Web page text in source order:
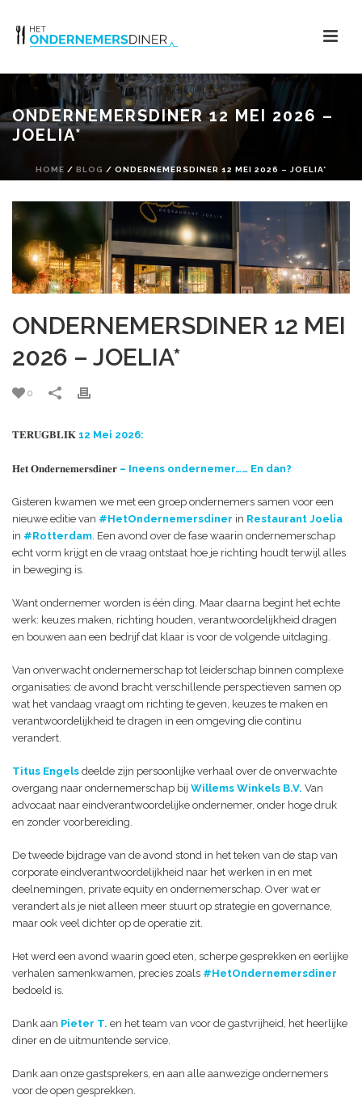
ONDERNEMERSDINER 12 MEI 2026 –
JOELIA*
HOME / BLOG / ONDERNEMERSDINER 12 MEI 2026 – JOELIA*
ONDERNEMERSDINER 12 MEI
2026 – JOELIA*
0
𝐓𝐄𝐑𝐔𝐆𝐁𝐋𝐈𝐊 12 Mei 2026:
𝐇𝐞𝐭 𝐎𝐧𝐝𝐞𝐫𝐧𝐞𝐦𝐞𝐫𝐬𝐝𝐢𝐧𝐞𝐫 – Ineens ondernemer…… En dan?
Gisteren kwamen we met een groep ondernemers samen voor een
nieuwe editie van #HetOndernemersdiner in Restaurant Joelia
in #Rotterdam . Een avond over de fase waarin ondernemerschap
echt vorm krijgt en de vraag ontstaat hoe je richting houdt terwijl alles
in beweging is.
Want ondernemer worden is één ding. Maar daarna begint het echte
werk: keuzes maken, richting houden, verantwoordelijkheid dragen
en bouwen aan een bedrijf dat klaar is voor de volgende uitdaging.
Van onverwacht ondernemerschap tot leiderschap binnen complexe
organisaties: de avond bracht verschillende perspectieven samen op
wat het vandaag vraagt om richting te geven, keuzes te maken en
verantwoordelijkheid te dragen in een omgeving die continu
verandert.
Titus Engels deelde zijn persoonlijke verhaal over de onverwachte
overgang naar ondernemerschap bij Willems Winkels B.V. Van
advocaat naar eindverantwoordelijke ondernemer, onder hoge druk
en zonder voorbereiding.
De tweede bijdrage van de avond stond in het teken van de stap van
corporate eindverantwoordelijkheid naar het werken in en met
deelnemingen, private equity en ondernemerschap. Over wat er
verandert als je niet alleen meer stuurt op strategie en governance,
maar ook veel dichter op de operatie zit.
Het werd een avond waarin goed eten, scherpe gesprekken en eerlijke
verhalen samenkwamen, precies zoals #HetOndernemersdiner
bedoeld is.
Dank aan Pieter T. en het team van voor de gastvrijheid, het heerlijke
diner en de uitmuntende service.
Dank aan onze gastsprekers, en aan alle aanwezige ondernemers
voor de open gesprekken.